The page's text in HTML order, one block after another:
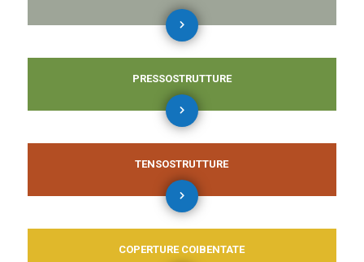
PRESSOSTRUTTURE
TENSOSTRUTTURE
COPERTURE COIBENTATE